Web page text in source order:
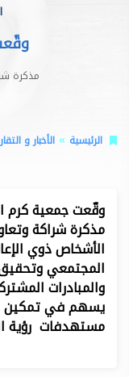
مذكرة
الرئيسية الأخبار و
وقّعت ‫جمعية كرم الأهلية ‬
الأشخاص ذوي
المجتمعي
والمبادرات
يسهم في تمكين
مستهدفات ‫ رؤية المملكة 2030‬